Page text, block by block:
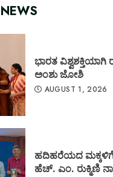
ಭಾರತ ವಿಶ್ವಶಕ್ತಿಯಾಗಿ
ಅಂಶು ಜೋಶಿ
AUGUST 1, 2026
ಹದಿಹರೆಯದ ಮಕ್ಕಳಿಗೆ
ಹೆಚ್. ಎಂ. ರುಕ್ಮಿಣಿ